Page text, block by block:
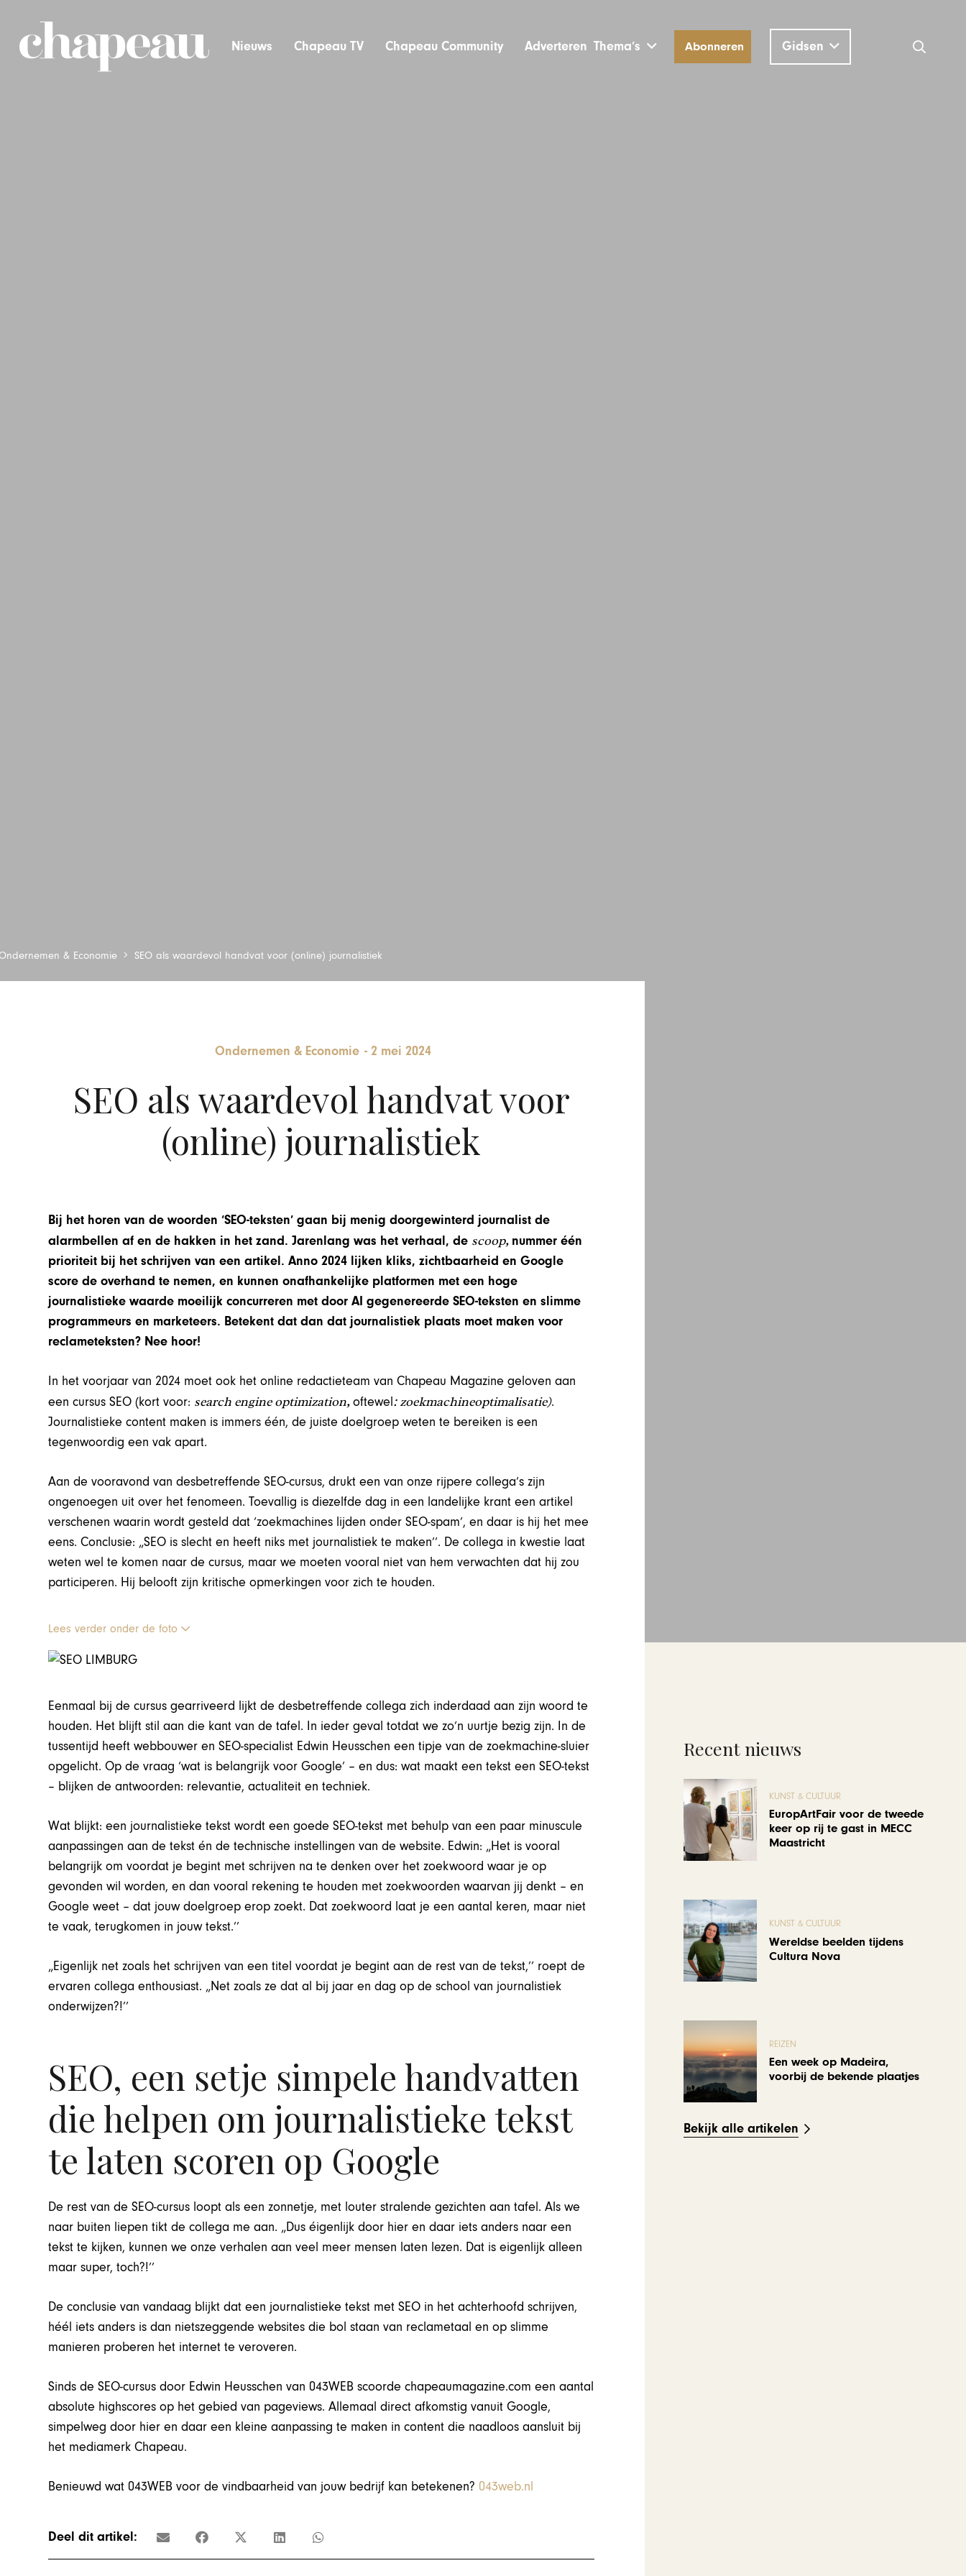
Nieuws Chapeau TV Chapeau Community Adverteren Thema’s Abonneren Gidsen
& Economie SEO als waardevol handvat voor (online) journalistiek
Ondernemen & Economie -2 mei 2024
SEO als waardevol handvat voor
(online) journalistiek
Bij het horen van de woorden ‘SEO-teksten’ gaan bij menig doorgewinterd journalist de
alarmbellen af en de hakken in het zand. Jarenlang was het verhaal, de scoop, nummer één
prioriteit bij het schrijven van een artikel. Anno 2024 lijken kliks, zichtbaarheid en Google
score de overhand te nemen, en kunnen onafhankelijke platformen met een hoge
journalistieke waarde moeilijk concurreren met door AI gegenereerde SEO-teksten en slimme
programmeurs en marketeers. Betekent dat dan dat journalistiek plaats moet maken voor
reclameteksten? Nee hoor!
In het voorjaar van 2024 moet ook het online redactieteam van Chapeau Magazine geloven aan
een cursus SEO (kort voor: search engine optimization,oftewel: zoekmachineoptimalisatie).
Journalistieke content maken is immers één, de juiste doelgroep weten te bereiken is een
tegenwoordig een vak apart.
Aan de vooravond van desbetreffende SEO-cursus, drukt een van onze rijpere collega’s zijn
ongenoegen uit over het fenomeen. Toevallig is diezelfde dag in een landelijke krant een artikel
verschenen waarin wordt gesteld dat ‘zoekmachines lijden onder SEO-spam’, en daar is hij het mee
eens. Conclusie: „SEO is slecht en heeft niks met journalistiek te maken’’. De collega in kwestie laat
weten wel te komen naar de cursus, maar we moeten vooral niet van hem verwachten dat hij zou
participeren. Hij belooft zijn kritische opmerkingen voor zich te houden.
Lees verder onder de foto
Eenmaal bij de cursus gearriveerd lijkt de desbetreffende collega zich inderdaad aan zijn woord te
houden. Het blijft stil aan die kant van de tafel. In ieder geval totdat we zo’n uurtje bezig zijn. In de
tussentijd heeft webbouwer en SEO-specialist Edwin Heusschen een tipje van de zoekmachine-sluier
opgelicht. Op de vraag ‘wat is belangrijk voor Google’ – en dus: wat maakt een tekst een SEO-tekst
– blijken de antwoorden: relevantie, actualiteit en techniek.
Wat blijkt: een journalistieke tekst wordt een goede SEO-tekst met behulp van een paar minuscule
aanpassingen aan de tekst én de technische instellingen van de website. Edwin: „Het is vooral
belangrijk om voordat je begint met schrijven na te denken over het zoekwoord waar je op
gevonden wil worden, en dan vooral rekening te houden met zoekwoorden waarvan jij denkt – en
Google weet – dat jouw doelgroep erop zoekt. Dat zoekwoord laat je een aantal keren, maar niet
te vaak, terugkomen in jouw tekst.’’
„Eigenlijk net zoals het schrijven van een titel voordat je begint aan de rest van de tekst,’’ roept de
ervaren collega enthousiast. „Net zoals ze dat al bij jaar en dag op de school van journalistiek
onderwijzen?!’’
SEO, een setje simpele handvatten
die helpen om journalistieke tekst
te laten scoren op Google
De rest van de SEO-cursus loopt als een zonnetje, met louter stralende gezichten aan tafel. Als we
naar buiten liepen tikt de collega me aan. „Dus éigenlijk door hier en daar iets anders naar een
tekst te kijken, kunnen we onze verhalen aan veel meer mensen laten lezen. Dat is eigenlijk alleen
maar super, toch?!’’
De conclusie van vandaag blijkt dat een journalistieke tekst met SEO in het achterhoofd schrijven,
héél iets anders is dan nietszeggende websites die bol staan van reclametaal en op slimme
manieren proberen het internet te veroveren.
Sinds de SEO-cursus door Edwin Heusschen van 043WEB scoorde chapeaumagazine.com een aantal
absolute highscores op het gebied van pageviews. Allemaal direct afkomstig vanuit Google,
simpelweg door hier en daar een kleine aanpassing te maken in content die naadloos aansluit bij
het mediamerk Chapeau.
Benieuwd wat 043WEB voor de vindbaarheid van jouw bedrijf kan betekenen? 043web.nl
Deel dit artikel:
Recent nieuws
KUNST & CULTUUR
EuropArtFair voor de tweede
keer op rij te gast in MECC
Maastricht
KUNST & CULTUUR
Wereldse beelden tijdens
Cultura Nova
REIZEN
Een week op Madeira,
voorbij de bekende plaatjes
Bekijk alle artikelen